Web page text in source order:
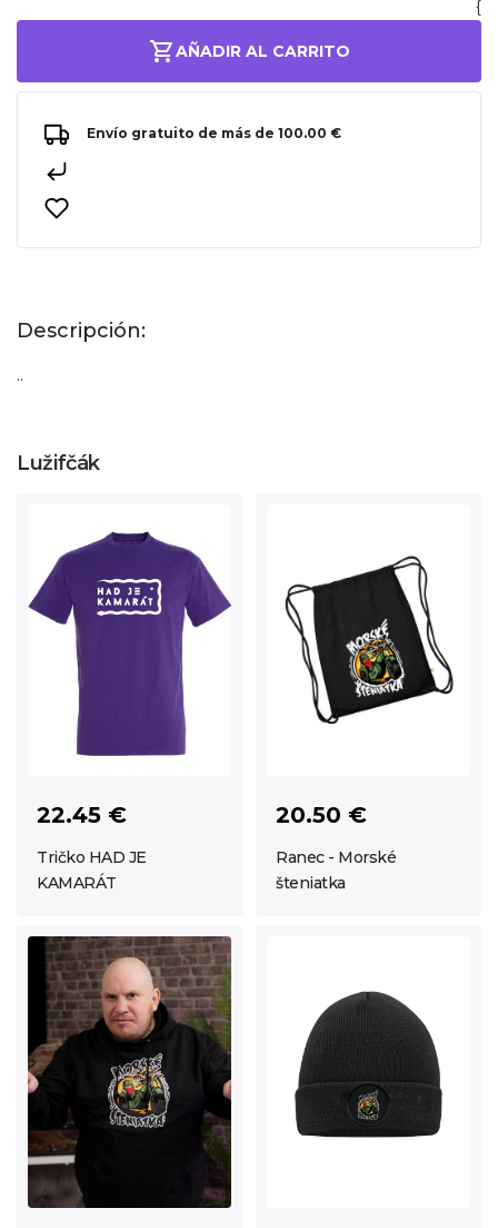
{
AÑADIR AL CARRITO
Envío gratuito de más de 100.00 €
Descripción:
..
Lužifčák
22.45 €
Tričko HAD JE
KAMARÁT
20.50 €
Ranec - Morské
šteniatka